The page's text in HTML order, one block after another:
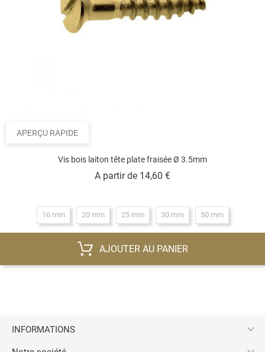
APERÇU RAPIDE
Vis bois laiton tête plate fraisée Ø 3.5mm
A partir de 14,60 €Prix
16 mm 20 mm 25 mm 30 mm 50 mm
AJOUTER AU PANIER
INFORMATIONS 